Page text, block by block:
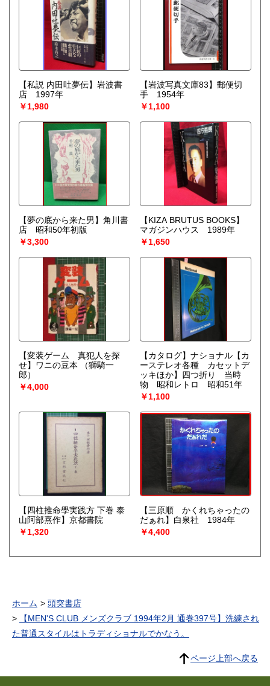
【私説 内田吐夢伝】岩波書
店 1997年
￥1,980
【岩波写真文庫83】郵便切
手 1954年
￥1,100
【夢の底から来た男】角川書
店 昭和50年初版
￥3,300
【KIZA BRUTUS BOOKS】
マガジンハウス 1989年
￥1,650
【変装ゲーム 真犯人を探
せ】ワニの豆本
（獅騎一
郎）
￥4,000
【カタログ】ナショナル【カ
ーステレオ各種 カセットデ
ッキほか】四つ折り 当時
物 昭和レトロ 昭和51年
￥1,100
【四柱推命學実践方 下巻 泰
山阿部熹作】京都書院
￥1,320
【三原順 かくれちゃったの
だぁれ】白泉社 1984年
￥4,400
ホーム
頭突書店
【MEN'S CLUB メンズクラブ 1994年2月 通巻397号】洗練され
た普通スタイルはトラディショナルでかなう。
ページ上部へ戻る